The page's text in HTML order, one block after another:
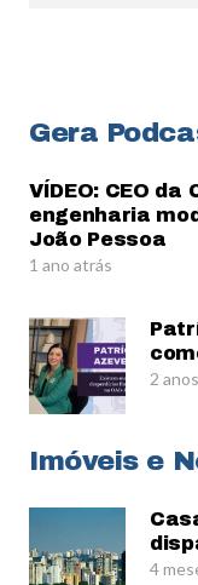
Gera
VÍDEO: CEO
engenharia
João Pessoa
1 ano atrás
2
Imóveis e
4